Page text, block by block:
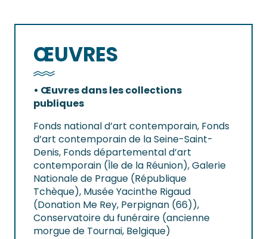
ŒUVRES
• Œuvres dans les collections
publiques
Fonds national d’art contemporain, Fonds
d’art contemporain de la Seine-Saint-
Denis, Fonds départemental d’art
contemporain (Île de la Réunion), Galerie
Nationale de Prague (République
Tchèque), Musée Yacinthe Rigaud
(Donation Me Rey, Perpignan (66)),
Conservatoire du funéraire (ancienne
morgue de Tournai, Belgique)